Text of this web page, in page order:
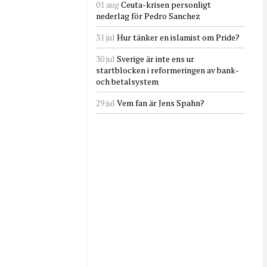
01 augCeuta-krisen personligt
nederlag för Pedro Sanchez
31 jul Hur tänker en islamist om Pride?
30 jul Sverige är inte ens ur
startblocken i reformeringen av bank-
och betalsystem
29 jul Vem fan är Jens Spahn?